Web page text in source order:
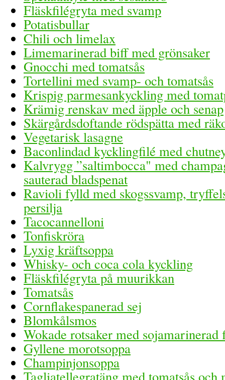
Fläskfilégryta med svamp
Potatisbullar
Chili och limelax
Limemarinerad biff med grönsaker
Gnocchi med tomatsås
Tortellini med svamp- och tomatsås
Krispig parmesankyckling med
Krämig renskav med äpple och senap
Skärgårdsdoftande rödspätta med
Vegetarisk lasagne
Baconlindad kycklingfilé med
Kalvrygg ”saltimbocca" med
sauterad bladspenat
Ravioli fylld med skogssvamp,
persilja
Tacocannelloni
Tonfiskröra
Lyxig kräftsoppa
Whisky- och coca cola kyckling
Fläskfilégryta på muurikkan
Tomatsås
Cornflakespanerad sej
Blomkålsmos
Wokade rotsaker med
Gyllene morotsoppa
Champinjonsoppa
Tagliatellegratäng med tomatsås och